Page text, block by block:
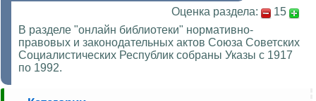
Оценка раздела:
15
В разделе "онлайн библиотеки" нормативно-
правовых и законодательных актов Союза Советских
Социалистических Республик собраны Указы с 1917
по 1992.